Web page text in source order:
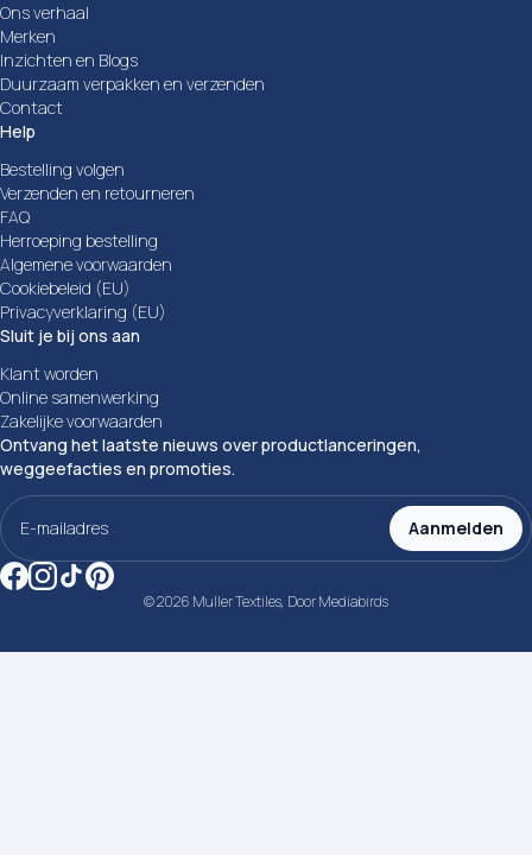
Ons verhaal
Merken
Inzichten en Blogs
Duurzaam verpakken en verzenden
Contact
Help
Bestelling volgen
Verzenden en retourneren
FAQ
Herroeping bestelling
Algemene voorwaarden
Cookiebeleid (EU)
Privacyverklaring (EU)
Sluit je bij ons aan
Klant worden
Online samenwerking
Zakelijke voorwaarden
Ontvang het laatste nieuws over productlanceringen,
weggeefacties en promoties.
E-
mailadres
(Vereist)
Aanmelden
© 2026 Muller Textiles, DoorMediabirds